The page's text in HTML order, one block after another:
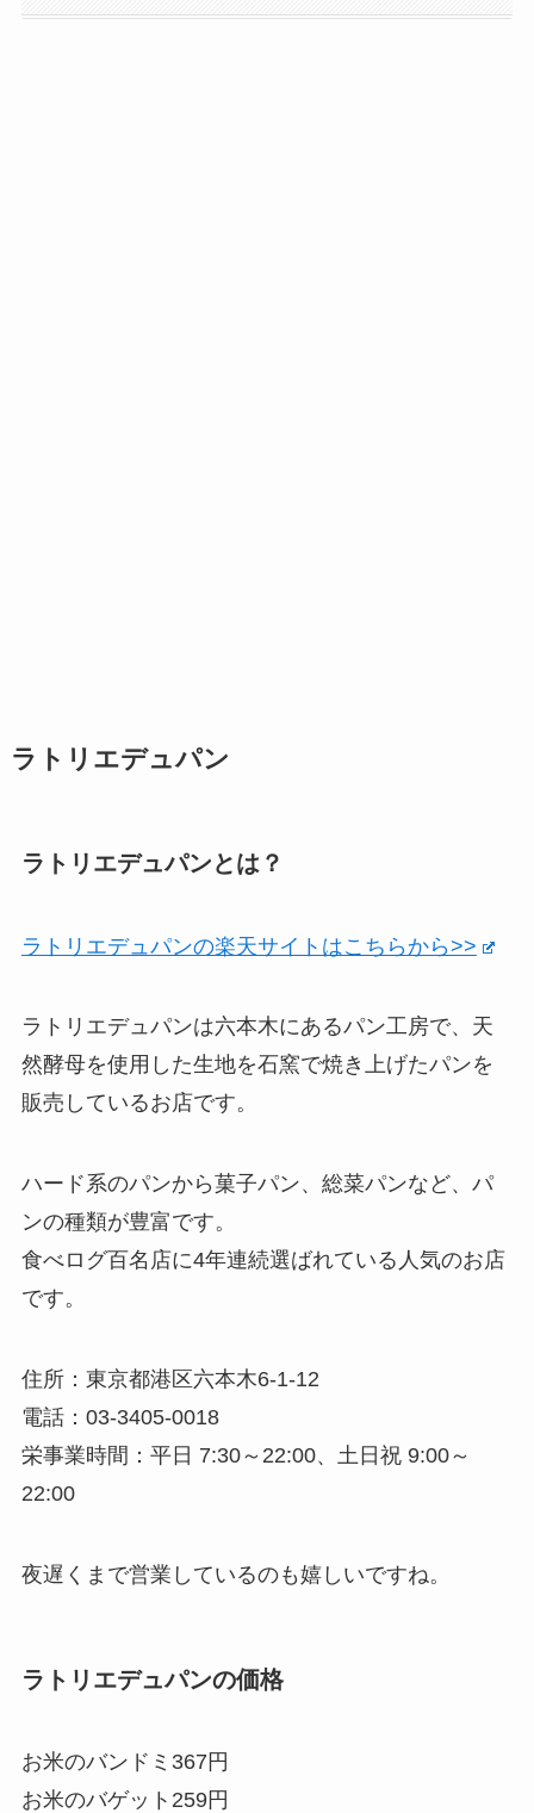
ラトリエデュパン
ラトリエデュパンとは？
ラトリエデュパンの楽天サイトはこちらから>>
ラトリエデュパンは六本木にあるパン工房で、天
然酵母を使用した生地を石窯で焼き上げたパンを
販売しているお店です。
ハード系のパンから菓子パン、総菜パンなど、パ
ンの種類が豊富です。
食べログ百名店に4年連続選ばれている人気のお店
です。
住所：東京都港区六本木6-1-12
電話：03-3405-0018
栄事業時間：平日 7:30～22:00、土日祝 9:00～
22:00
夜遅くまで営業しているのも嬉しいですね。
ラトリエデュパンの価格
お米のバンドミ367円
お米のバゲット259円